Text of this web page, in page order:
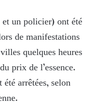
un policier) ont été
de manifestations
quelques heures
prix de l’essence.
arrêtées, selon